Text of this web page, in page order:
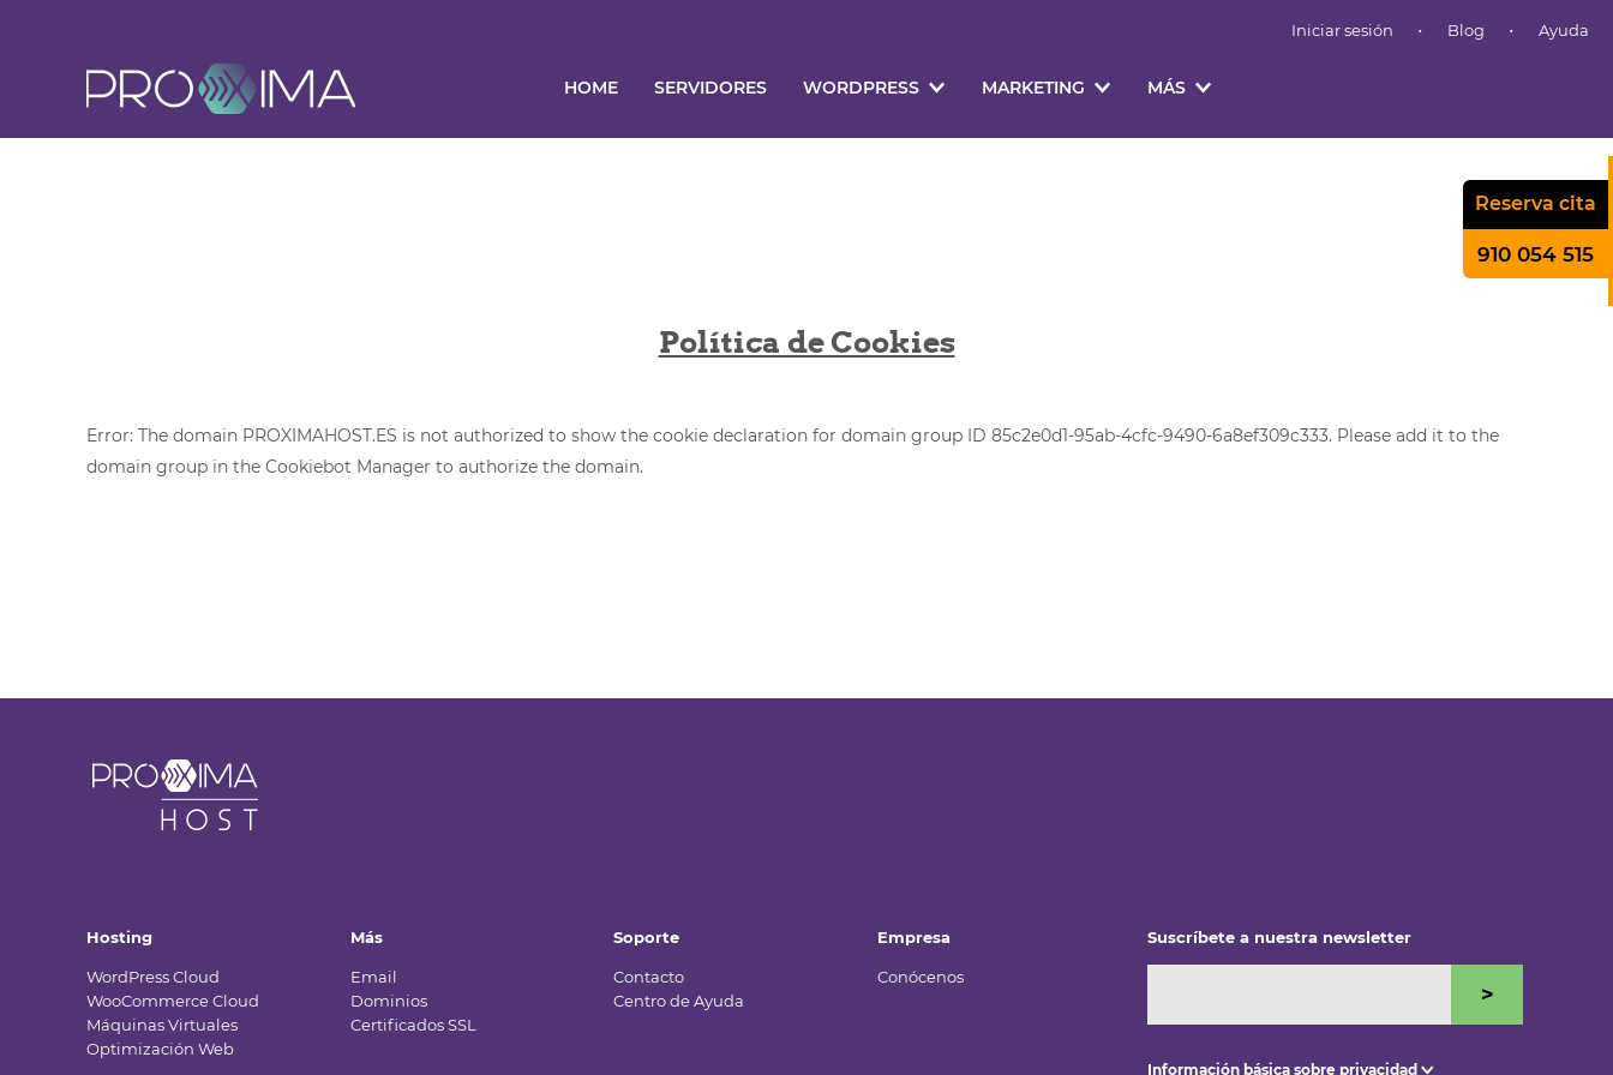
Iniciar sesión · Blog · Ayuda
Proxima
Host
HOME SERVIDORES WORDPRESS MARKETING MÁS
Política de Cookies
Error: The domain PROXIMAHOST.ES is not authorized to show the cookie declaration for domain group ID 85c2e0d1-95ab-4cfc-9490-6a8ef309c333. Please add it to the
domain group in the Cookiebot Manager to authorize the domain.
Proxima
Host
Hosting
WordPress Cloud
WooCommerce Cloud
Máquinas Virtuales
Optimización Web
Más
Email
Dominios
Certificados SSL
Soporte
Contacto
Centro de Ayuda
Empresa
Conócenos
Suscríbete a nuestra newsletter
>
Información básica sobre privacidad
Reserva cita
910 054 515